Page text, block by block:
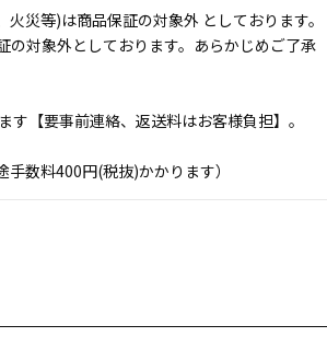
災等)は商品保証の対象外 としております。
対象外としております。あらかじめご了承
【要事前連絡、返送料はお客様負担】。
数料400円(税抜)かかります）